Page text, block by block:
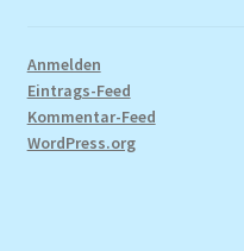
Anmelden
Eintrags-Feed
Kommentar-Feed
WordPress.org